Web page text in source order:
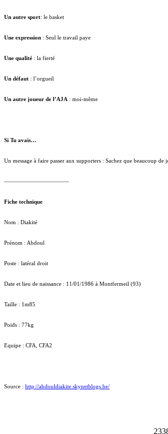
Un autre sport: le basket
Une expression : Seul le travail paye
Une qualité : la fierté
Un défaut : l’orgueil
Un autre joueur de l’AJA : moi-même
Si Tu avais…
Un message à faire passer aux supporters : Sachez que beaucoup
———————————–
Fiche technique
Nom : Diakité
Prénom : Abdoul
Poste : latéral droit
Date et lieu de naissance : 11/01/1986 à Montfermeil (93)
Taille : 1m85
Poids : 77kg
Equipe : CFA, CFA2
Source : http://abdouldiakite.skynetblogs.be/